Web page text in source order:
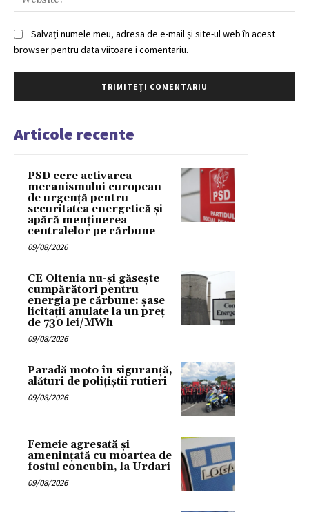
Salvați numele meu, adresa de e-mail și site-ul web în acest
browser pentru data viitoare i comentariu.
Articole recente
PSD cere activarea
mecanismului european
de urgență pentru
securitatea energetică și
apără menținerea
centralelor pe cărbune
09/08/2026
CE Oltenia nu-și găsește
cumpărători pentru
energia pe cărbune: șase
licitații anulate la un preț
de 730 lei/MWh
09/08/2026
Paradă moto în siguranță,
alături de polițiștii rutieri
09/08/2026
Femeie agresată și
amenințată cu moartea de
fostul concubin, la Urdari
09/08/2026